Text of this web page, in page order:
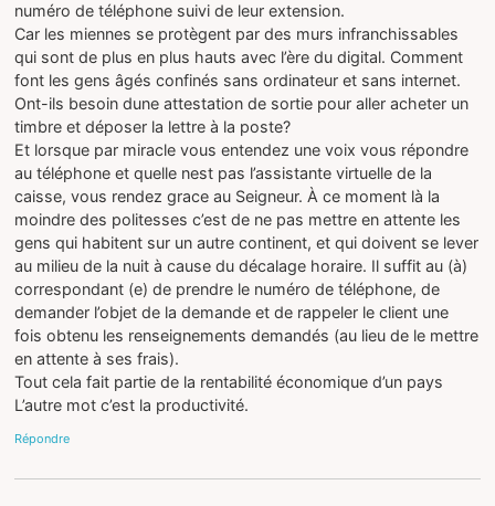
numéro de téléphone suivi de leur extension.
Car les miennes se protègent par des murs infranchissables
qui sont de plus en plus hauts avec l’ère du digital. Comment
font les gens âgés confinés sans ordinateur et sans internet.
Ont-ils besoin dune attestation de sortie pour aller acheter un
timbre et déposer la lettre à la poste?
Et lorsque par miracle vous entendez une voix vous répondre
au téléphone et quelle nest pas l’assistante virtuelle de la
caisse, vous rendez grace au Seigneur. À ce moment là la
moindre des politesses c’est de ne pas mettre en attente les
gens qui habitent sur un autre continent, et qui doivent se lever
au milieu de la nuit à cause du décalage horaire. Il suffit au (à)
correspondant (e) de prendre le numéro de téléphone, de
demander l’objet de la demande et de rappeler le client une
fois obtenu les renseignements demandés (au lieu de le mettre
en attente à ses frais).
Tout cela fait partie de la rentabilité économique d’un pays
L’autre mot c’est la productivité.
Répondre